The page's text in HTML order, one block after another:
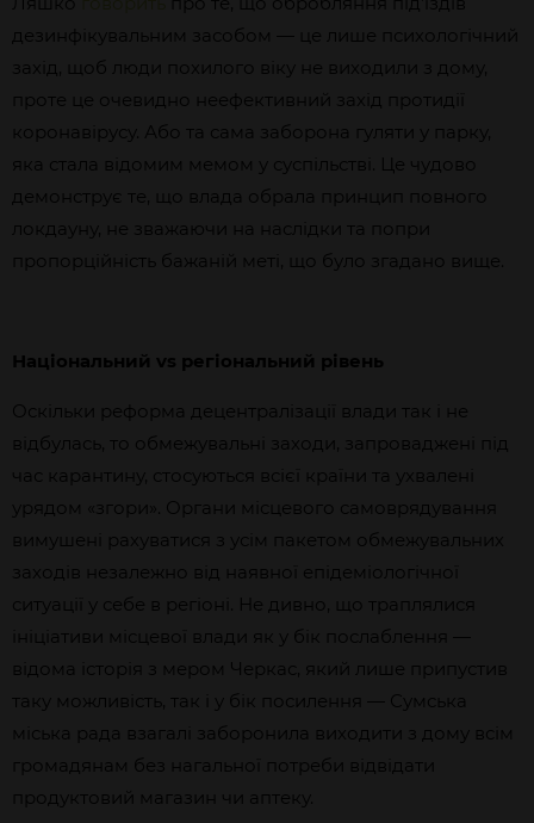
дезинфікувальним засобом — це лише психологічний
захід, щоб люди похилого віку не виходили з дому,
проте це очевидно неефективний захід протидії
коронавірусу. Або та сама заборона гуляти у парку,
яка стала відомим мемом у суспільстві. Це чудово
демонструє те, що влада обрала принцип повного
локдауну, не зважаючи на наслідки та попри
пропорційність бажаній меті, що було згадано вище.
Національний vs регіональний рівень
Оскільки реформа децентралізації влади так і не
відбулась, то обмежувальні заходи, запроваджені під
час карантину, стосуються всієї країни та ухвалені
урядом «згори». Органи місцевого самоврядування
вимушені рахуватися з усім пакетом обмежувальних
заходів незалежно від наявної епідеміологічної
ситуації у себе в регіоні. Не дивно, що траплялися
ініціативи місцевої влади як у бік послаблення —
відома історія з мером Черкас, який лише припустив
таку можливість, так і у бік посилення — Сумська
міська рада взагалі заборонила виходити з дому всім
громадянам без нагальної потреби відвідати
продуктовий магазин чи аптеку.